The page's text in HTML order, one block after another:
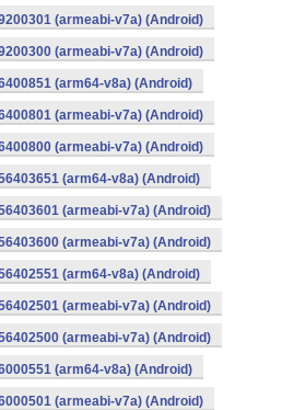
(armeabi-v7a) (Android)
(armeabi-v7a) (Android)
(arm64-v8a) (Android)
(armeabi-v7a) (Android)
(armeabi-v7a) (Android)
(arm64-v8a) (Android)
(armeabi-v7a) (Android)
(armeabi-v7a) (Android)
(arm64-v8a) (Android)
(armeabi-v7a) (Android)
(armeabi-v7a) (Android)
(arm64-v8a) (Android)
(armeabi-v7a) (Android)